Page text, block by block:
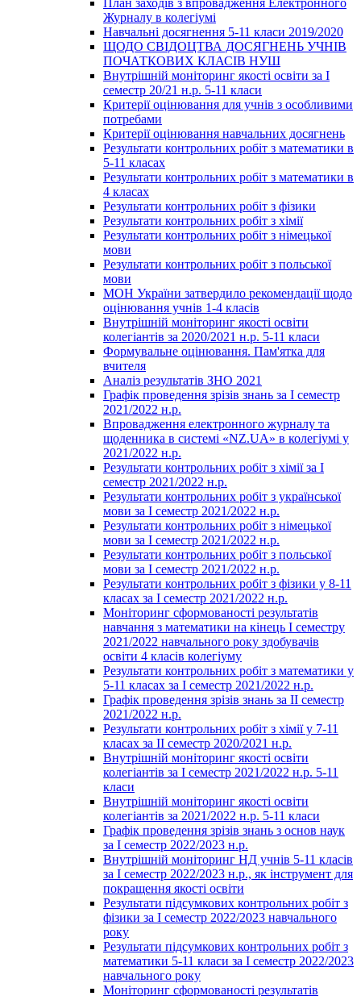
План заходів з впровадження Електронного
Журналу в колегіумі
Навчальні досягнення 5-11 класи 2019/2020
ЩОДО СВІДОЦТВА ДОСЯГНЕНЬ УЧНІВ
ПОЧАТКОВИХ КЛАСІВ НУШ
Внутрішній моніторинг якості освіти за І
семестр 20/21 н.р. 5-11 класи
Критерії оцінювання для учнів з особливими
потребами
Критерії оцінювання навчальних досягнень
Результати контрольних робіт з математики в
5-11 класах
Результати контрольних робіт з математики в
4 класах
Результати контрольних робіт з фізики
Результати контрольних робіт з хімії
Результати контрольних робіт з німецької
мови
Результати контрольних робіт з польської
мови
МОН України затвердило рекомендації щодо
оцінювання учнів 1-4 класів
Внутрішній моніторинг якості освіти
колегіантів за 2020/2021 н.р. 5-11 класи
Формувальне оцінювання. Пам'ятка для
вчителя
Аналіз результатів ЗНО 2021
Графік проведення зрізів знань за І семестр
2021/2022 н.р.
Впровадження електронного журналу та
щоденника в системі «NZ.UA» в колегіумі у
2021/2022 н.р.
Результати контрольних робіт з хімії за І
семестр 2021/2022 н.р.
Результати контрольних робіт з української
мови за І семестр 2021/2022 н.р.
Результати контрольних робіт з німецької
мови за І семестр 2021/2022 н.р.
Результати контрольних робіт з польської
мови за І семестр 2021/2022 н.р.
Результати контрольних робіт з фізики у 8-11
класах за І семестр 2021/2022 н.р.
Моніторинг сформованості результатів
навчання з математики на кінець І семестру
2021/2022 навчального року здобувачів
освіти 4 класів колегіуму
Результати контрольних робіт з математики у
5-11 класах за І семестр 2021/2022 н.р.
Графік проведення зрізів знань за ІІ семестр
2021/2022 н.р.
Результати контрольних робіт з хімії у 7-11
класах за ІІ семестр 2020/2021 н.р.
Внутрішній моніторинг якості освіти
колегіантів за І семестр 2021/2022 н.р. 5-11
класи
Внутрішній моніторинг якості освіти
колегіантів за 2021/2022 н.р. 5-11 класи
Графік проведення зрізів знань з основ наук
за І семестр 2022/2023 н.р.
Внутрішній моніторинг НД учнів 5-11 класів
за І семестр 2022/2023 н.р., як інструмент для
покращення якості освіти
Результати підсумкових контрольних робіт з
фізики за І семестр 2022/2023 навчального
року
Результати підсумкових контрольних робіт з
математики 5-11 класи за І семестр 2022/2023
навчального року
Моніторинг сформованості результатів